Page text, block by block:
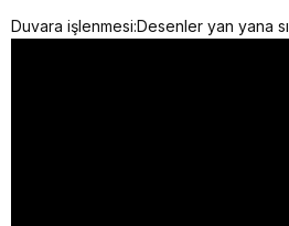
Duvara işlenmesi:Desenler yan yana